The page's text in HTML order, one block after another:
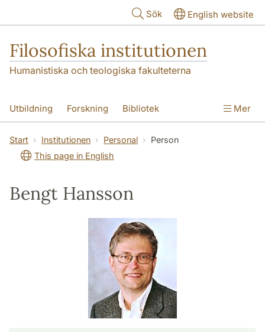
Sök English website
Filosofiska institutionen
Humanistiska och teologiska fakulteterna
Utbildning Forskning Bibliotek
Personal Kontakt Institutionen
Mer
Start Institutionen Personal
Person
This page in English
Bengt Hansson